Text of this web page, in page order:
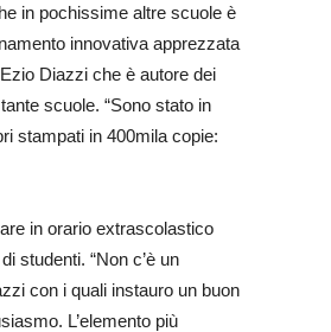
in pochissime altre scuole è
innovativa apprezzata
Diazzi che è autore dei
scuole. “Sono stato in
stampati in 400mila copie:
in orario extrascolastico
studenti. “Non c’è un
con i quali instauro un buon
L’elemento più